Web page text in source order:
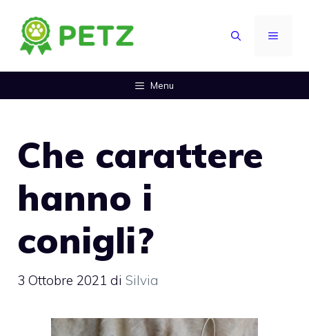
contenuto
MENU
Menu
Che carattere
hanno i
conigli?
3 Ottobre 2021 di Silvia